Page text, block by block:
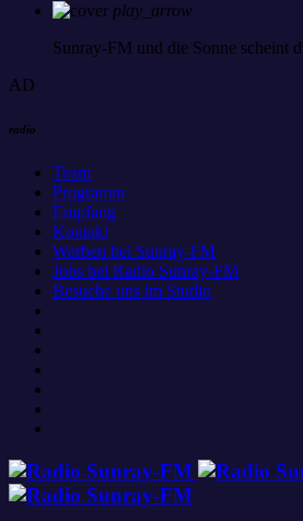
play_arrow
Sunray-FM und die Sonne scheint
AD
radio
Team
Programm
Empfang
Kontakt
Werben bei Sunray-FM
Jobs bei Radio Sunray-FM
Besuche uns im Studio